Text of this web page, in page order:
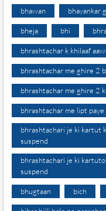
bhawan bhayankar
bheja bhi
bhrashtachar k khilaaf
bhrashtachar me ghire 2
bhrashtachar me ghire 2
bhrashtachar me lipt
bhrashtachari je ki kartut
suspend
bhrashtachari je ki
suspend
bhugtaan bich